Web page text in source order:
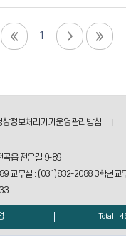
1
상정보처리기기운영관리방침
곡읍 전은길 9-89
교무실 : (031)832-2088 3학년
Total